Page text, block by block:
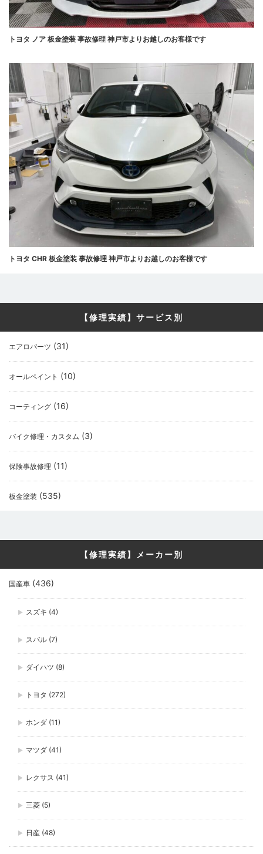
トヨタ ノア 板金塗装 事故修理 神戸市よりお越しのお客様です
トヨタ CHR 板金塗装 事故修理 神戸市よりお越しのお客様です
【修理実績】サービス別
エアロパーツ (31)
オールペイント (10)
コーティング (16)
バイク修理・カスタム (3)
保険事故修理 (11)
板金塗装 (535)
【修理実績】メーカー別
国産車 (436)
スズキ (4)
スバル (7)
ダイハツ (8)
トヨタ (272)
ホンダ (11)
マツダ (41)
レクサス (41)
三菱 (5)
日産 (48)